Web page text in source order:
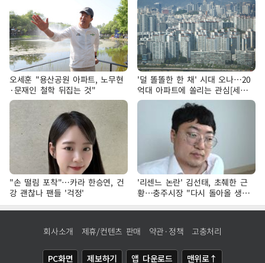
오세훈 "용산공원 아파트, 노무현
·문재인 철학 뒤집는 것"
'덜 똘똘한 한 채' 시대 오나…20
억대 아파트에 쏠리는 관심[세제
개편, 그 이후②]
"손 떨림 포착"…카라 한승연, 건
강 괜찮나 팬들 '걱정'
'리센느 논란' 김선태, 초췌한 근
황…충주시장 "다시 돌아올 생
각?"
회사소개 제휴/컨텐츠 판매 약관·정책 고충처리
PC화면 제보하기 앱 다운로드 맨위로↑